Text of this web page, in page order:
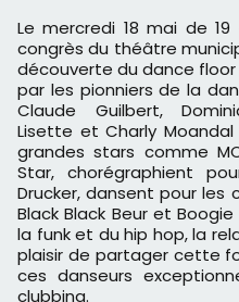
Le mercredi 18 mai de
congrès du théâtre
découverte du dance
par les pionniers de la
Claude Guilbert,
Lisette et Charly
grandes stars comme
Star, chorégraphient
Drucker, dansent pour
Black Black Beur et
la funk et du hip hop, la
plaisir de partager cette
ces danseurs
clubbing.